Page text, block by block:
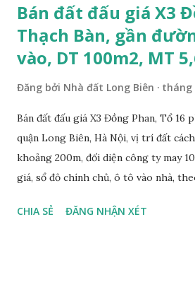
Bán đất đấu giá X3
Thạch Bàn, gần
vào, DT 100m2, MT
Đăng bởi Nhà đất Long Biên tháng
Bán đất đấu giá X3 Đồng Phan, Tổ 16
quận Long Biên, Hà Nội, vị trí đất
khoảng 200m, đối diện công ty may
giá, sổ đỏ chính chủ, ô tô vào nhà,
nở hậu, tiện để ở, làm kho xưởng, sổ
CHIA SẺ ĐĂNG NHẬN XÉT